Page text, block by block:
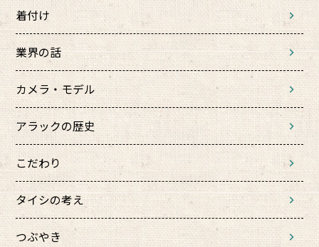
着付け
業界の話
カメラ・モデル
アラックの歴史
こだわり
タイシの考え
つぶやき